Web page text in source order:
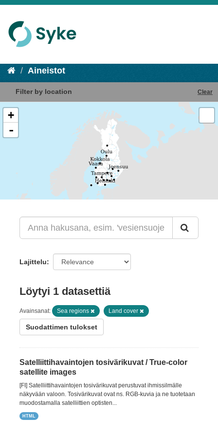
Aineistot
Filter by location Clear
+
-
Lajittelu
Löytyi 1 datasettiä
Avainsanat: Sea regions Land cover
Suodattimen tulokset
Satelliittihavaintojen tosivärikuvat / True-color
satellite images
[FI] Satelliittihavaintojen tosivärikuvat perustuvat ihmissilmälle
näkyvään valoon. Tosivärikuvat ovat ns. RGB-kuvia ja ne tuotetaan
muodostamalla satelliittien optisten...
HTML